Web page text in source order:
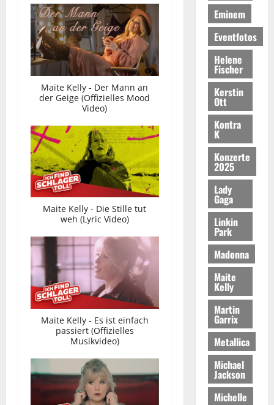
Maite Kelly - Der Mann an
der Geige (Offizielles Mood
Video)
Maite Kelly - Die Stille tut
weh (Lyric Video)
Maite Kelly - Es ist einfach
passiert (Offizielles
Musikvideo)
Eminem
Eventfotos
Helene
Fischer
Kerstin
Ott
Kontra
K
Konzerte
2025
Lady
Gaga
Linkin
Park
Madonna
Maite
Kelly
Martin
Garrix
Metallica
Michael
Jackson
Michelle